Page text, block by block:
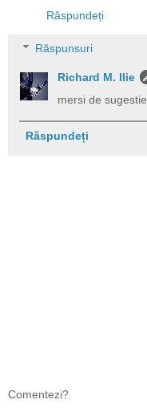
Răspundeți
Răspunsuri
Richard M. Ilie
mersi de
Răspundeți
Comentezi?